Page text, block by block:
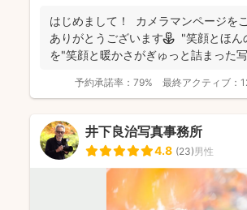
はじめまして！ カメラマンページを
ありがとうございます⚘ "笑顔とほん
を"笑顔と暖かさがぎゅっと詰まった
予約承諾率： 79% 最終アクティブ：
井下良治写真事務所
4.8 (23)男性